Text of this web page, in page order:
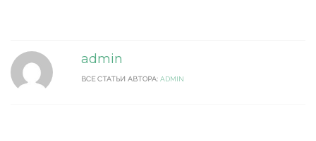
admin
ВСЕ СТАТЬИ АВТОРА: ADMIN